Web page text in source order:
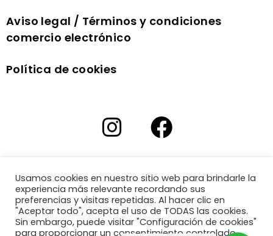
Aviso legal / Términos y condiciones
comercio electrónico
Política de cookies
Usamos cookies en nuestro sitio web para brindarle la
experiencia más relevante recordando sus
preferencias y visitas repetidas. Al hacer clic en
"Aceptar todo", acepta el uso de TODAS las cookies.
Sin embargo, puede visitar "Configuración de cookies"
para proporcionar un consentimiento controlado.